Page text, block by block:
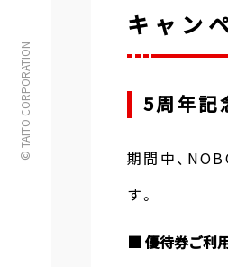
© TAITO CORPORATION
キャン
5周年記
期間中、
す。
■ 優待券ご利